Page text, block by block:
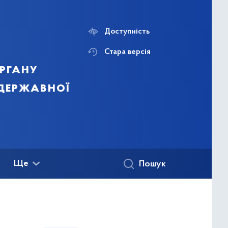
Доступність
Стара версія
Ще Пошук